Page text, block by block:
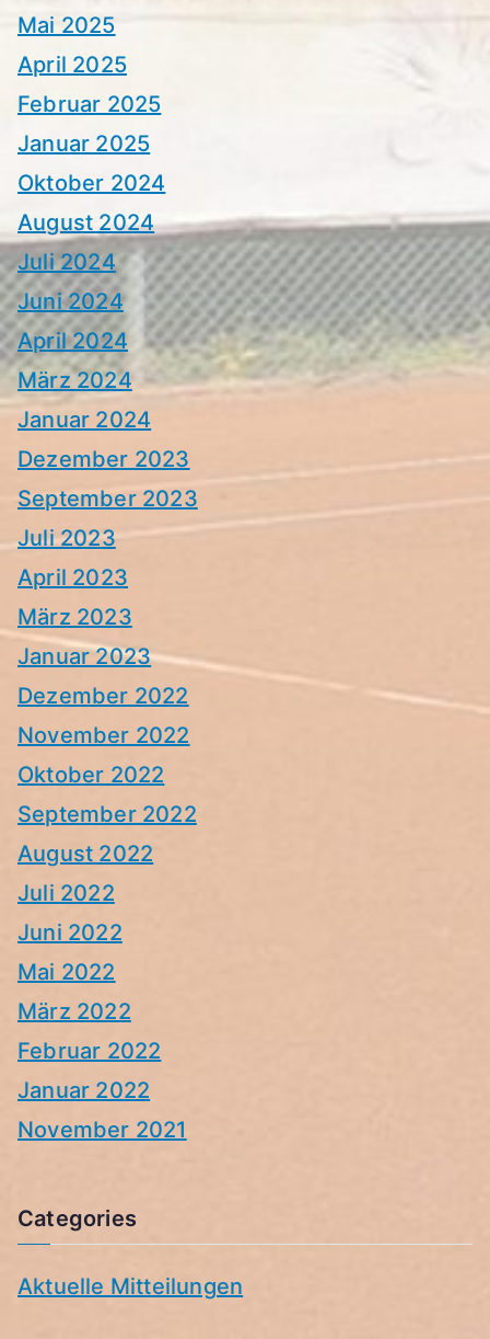
Mai 2025
April 2025
Februar 2025
Januar 2025
Oktober 2024
August 2024
Juli 2024
Juni 2024
April 2024
März 2024
Januar 2024
Dezember 2023
September 2023
Juli 2023
April 2023
März 2023
Januar 2023
Dezember 2022
November 2022
Oktober 2022
September 2022
August 2022
Juli 2022
Juni 2022
Mai 2022
März 2022
Februar 2022
Januar 2022
November 2021
Categories
Aktuelle Mitteilungen